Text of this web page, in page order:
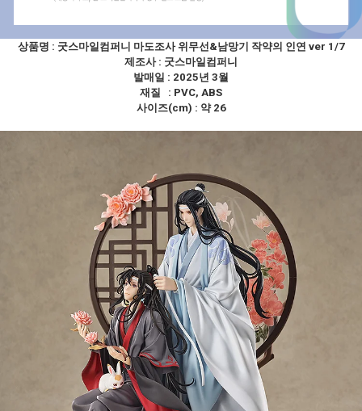
상품명 : 굿스마일컴퍼니 마도조사 위무선&남망기 작약의 인연 ver 1/7
제조사 : 굿스마일컴퍼니
발매일 : 2025년 3월
재질 : PVC, ABS
사이즈(cm) : 약 26